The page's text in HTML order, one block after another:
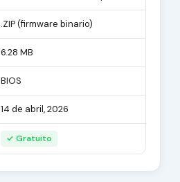
.ZIP (firmware binario)
6.28 MB
BIOS
14 de abril, 2026
✓ Gratuito